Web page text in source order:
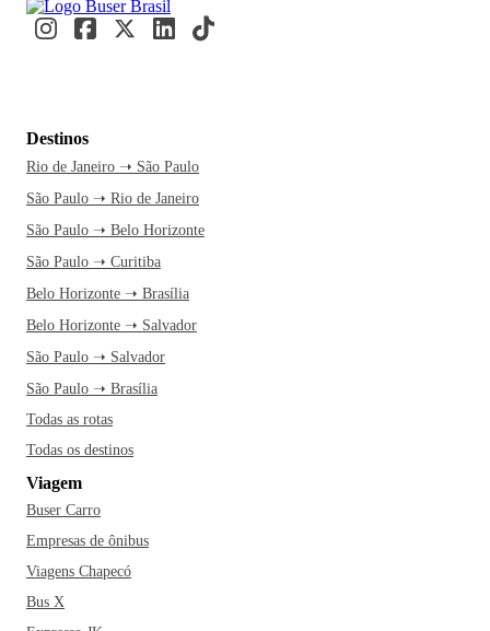
Destinos
Rio de Janeiro ➝ São Paulo
São Paulo ➝ Rio de Janeiro
São Paulo ➝ Belo Horizonte
São Paulo ➝ Curitiba
Belo Horizonte ➝ Brasília
Belo Horizonte ➝ Salvador
São Paulo ➝ Salvador
São Paulo ➝ Brasília
Todas as rotas
Todas os destinos
Viagem
Buser Carro
Empresas de ônibus
Viagens Chapecó
Bus X